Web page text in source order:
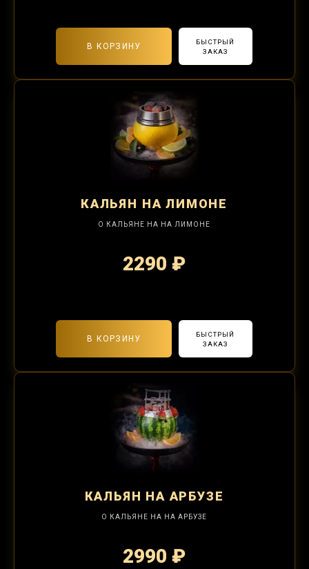
В КОРЗИНУ
БЫСТРЫЙ
ЗАКАЗ
КАЛЬЯН НА ЛИМОНЕ
О КАЛЬЯНЕ НА НА ЛИМОНЕ
2290 ₽
В КОРЗИНУ
БЫСТРЫЙ
ЗАКАЗ
КАЛЬЯН НА АРБУЗЕ
О КАЛЬЯНЕ НА НА АРБУЗЕ
2990 ₽